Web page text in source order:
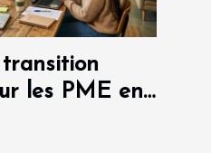
les PME en